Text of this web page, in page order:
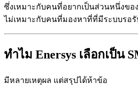
ซึ่งเหมาะกับคนที่อยากเป็นส่วนหนึ่งขอ
ไม่เหมาะกับคนที่มองหาที่ที่มีระบบรอรั
ทำไม Enersys เลือกเป็น
มีหลายเหตุผล แต่สรุปได้ห้าข้อ